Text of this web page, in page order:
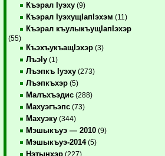
Къэрал Iуэху (9)
Къэрал IуэхущIапIэхэм (11)
Къэрал къулыкъущIапIэхэр
(55)
КъэхъукъащIэхэр (3)
ЛъэIу (1)
Лъэпкъ Iуэху (273)
Лъэпкъхэр (5)
Малъхъэдис (288)
Махуэгъэпс (73)
Махуэку (344)
Мэшыкъуэ — 2010 (9)
Мэшыкъуэ-2014(5)
Нэтынхэр (227)